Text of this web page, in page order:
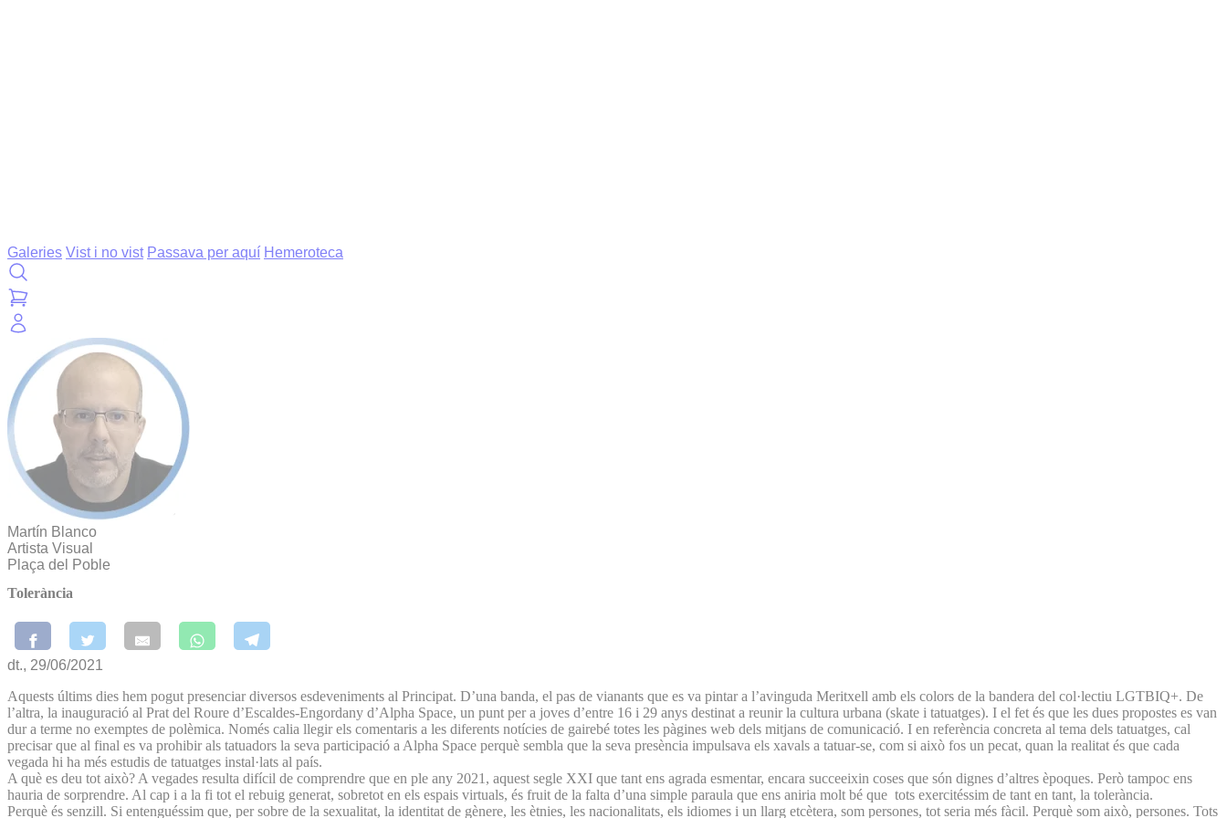
Galeries Vist i no vist Passava per aquí Hemeroteca
Martín Blanco
Artista Visual
Plaça del Poble
Tolerància
dt., 29/06/2021
Aquests últims dies hem pogut presenciar diversos esdeveniments al Principat. D’una banda, el pas de vianants que es va pintar a l’avinguda Meritxell amb els colors de la bandera del col·lectiu LGTBIQ+. De
l’altra, la inauguració al Prat del Roure d’Escaldes-Engordany d’Alpha Space, un punt per a joves d’entre 16 i 29 anys destinat a reunir la cultura urbana (skate i tatuatges). I el fet és que les dues propostes es van
dur a terme no exemptes de polèmica. Només calia llegir els comentaris a les diferents notícies de gairebé totes les pàgines web dels mitjans de comunicació. I en referència concreta al tema dels tatuatges, cal
precisar que al final es va prohibir als tatuadors la seva participació a Alpha Space perquè sembla que la seva presència impulsava els xavals a tatuar-se, com si això fos un pecat, quan la realitat és que cada
vegada hi ha més estudis de tatuatges instal·lats al país.
A què es deu tot això? A vegades resulta difícil de comprendre que en ple any 2021, aquest segle XXI que tant ens agrada esmentar, encara succeeixin coses que són dignes d’altres èpoques. Però tampoc ens
hauria de sorprendre. Al cap i a la fi tot el rebuig generat, sobretot en els espais virtuals, és fruit de la falta d’una simple paraula que ens aniria molt bé que tots exercitéssim de tant en tant, la tolerància.
Perquè és senzill. Si entenguéssim que, per sobre de la sexualitat, la identitat de gènere, les ètnies, les nacionalitats, els idiomes i un llarg etcètera, som persones, tot seria més fàcil. Perquè som això, persones. Tots